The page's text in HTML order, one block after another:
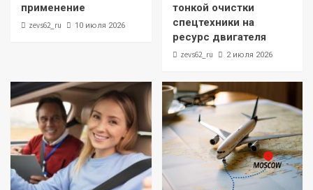
применение
zevs62_ru 10 июля 2026
тонкой очистки
спецтехники на
ресурс двигателя
zevs62_ru 2 июля 2026